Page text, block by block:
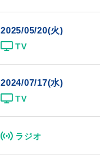
2025/05/20(火)
TV
2024/07/17(水)
TV
ラジオ